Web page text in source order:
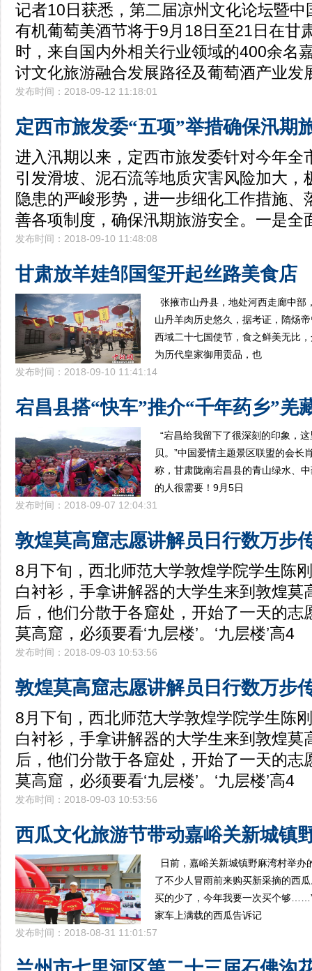
记者10日获悉，第二届凉州文化论坛暨中
有机葡萄美酒节将于9月18日至21日在甘
时，来自国内外相关行业领域的400余名
讨文化旅游融合发展路径及葡萄酒产业发
发布时间：2018-09-12 11:18:01
定西市旅发委“五项”举措确保汛期
进入汛期以来，定西市旅发委针对今年全
引发滑坡、泥石流等地质灾害风险加大，
隐患的严峻形势，进一步细化工作措施、
善各项制度，确保汛期旅游安全。一是全
发布时间：2018-09-10 11:48:08
甘肃放羊娃邹国玺开起丝路美食
张掖市山丹县，地处河西走廊中部
山丹羊肉历史悠久，据考证，隋炀
西域二十七国使节，食之鲜美无比
为历代皇家御用贡品，也
发布时间：2018-09-10 11:41:14
宕昌县搭“快车”推介“千年药乡”羌
“宕昌给我留下了很深刻的印象，
贝。”中国爱情主题景区联盟的会长
称，甘肃陇南宕昌县的青山绿水、
的人很需要！9月5日
发布时间：2018-09-07 12:04:31
敦煌莫高窟志愿讲解员日行数万步
8月下旬，西北师范大学敦煌学院学生陈
白衬衫，手拿讲解器的大学生来到敦煌莫
后，他们分散于各窟处，开始了一天的志
莫高窟，必须要看‘九层楼’。‘九层楼’高4
发布时间：2018-09-03 10:53:56
敦煌莫高窟志愿讲解员日行数万步
8月下旬，西北师范大学敦煌学院学生陈
白衬衫，手拿讲解器的大学生来到敦煌莫
后，他们分散于各窟处，开始了一天的志
莫高窟，必须要看‘九层楼’。‘九层楼’高4
发布时间：2018-09-03 10:53:56
西瓜文化旅游节带动嘉峪关新城镇
日前，嘉峪关新城镇野麻湾村举
了不少人冒雨前来购买新采摘的西
买的少了，今年我要一次买个够
家车上满载的西瓜告诉记
发布时间：2018-08-31 11:01:57